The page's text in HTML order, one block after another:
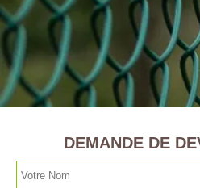
DEMANDE DE